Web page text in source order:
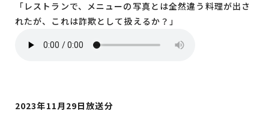
「レストランで、メニューの写真とは全然違う料理が出さ
れたが、これは詐欺として扱えるか？」
2023年11月29日放送分